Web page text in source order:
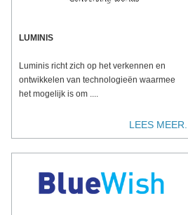
LUMINIS
Luminis richt zich op het verkennen en
ontwikkelen van technologieën waarmee
het mogelijk is om ....
LEES MEER...